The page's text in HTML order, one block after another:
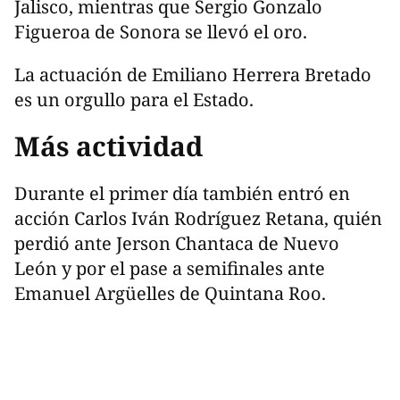
Jalisco, mientras que Sergio Gonzalo
Figueroa de Sonora se llevó el oro.
La actuación de Emiliano Herrera Bretado
es un orgullo para el Estado.
Más actividad
Durante el primer día también entró en
acción Carlos Iván Rodríguez Retana, quién
perdió ante Jerson Chantaca de Nuevo
León y por el pase a semifinales ante
Emanuel Argüelles de Quintana Roo.